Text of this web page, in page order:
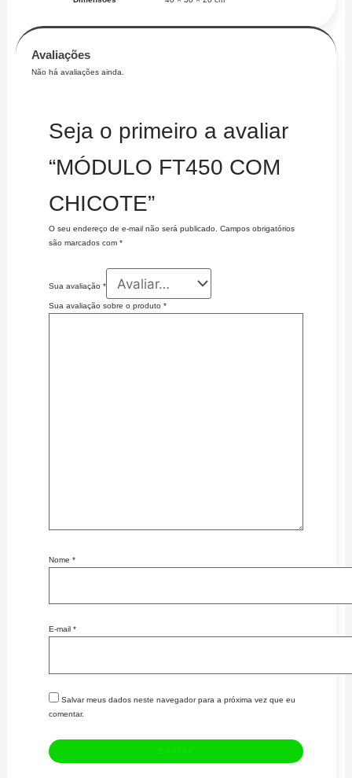
Avaliações
Não há avaliações ainda.
Seja o primeiro a avaliar
“MÓDULO FT450 COM
CHICOTE”
O seu endereço de e-mail não será publicado.
Campos obrigatórios
são marcados com *
Sua avaliação *
Sua avaliação sobre o produto *
Nome *
E-mail *
Salvar meus dados neste navegador para a próxima vez que eu
comentar.